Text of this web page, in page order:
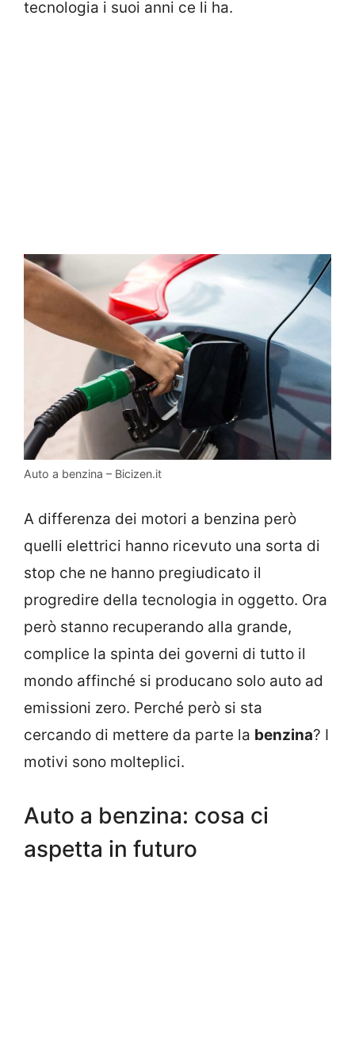
tecnologia i suoi anni ce li ha.
Auto a benzina – Bicizen.it
A differenza dei motori a benzina però
quelli elettrici hanno ricevuto una sorta di
stop che ne hanno pregiudicato il
progredire della tecnologia in oggetto. Ora
però stanno recuperando alla grande,
complice la spinta dei governi di tutto il
mondo affinché si producano solo auto ad
emissioni zero. Perché però si sta
cercando di mettere da parte la benzina? I
motivi sono molteplici.
Auto a benzina: cosa ci
aspetta in futuro